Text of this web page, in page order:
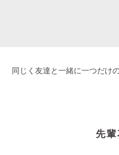
同じく友達と一緒に一つだけ
先